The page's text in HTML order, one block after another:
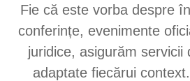
Fie că este vorba despre
conferințe, evenimente
juridice, asigurăm servicii
adaptate fiecărui